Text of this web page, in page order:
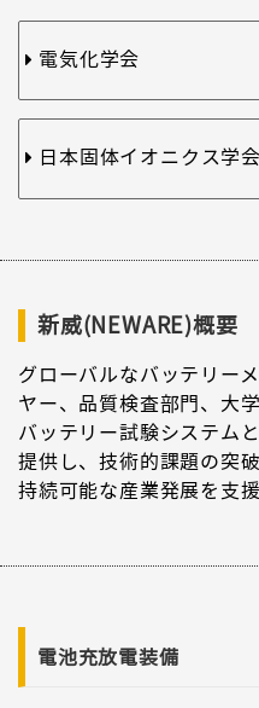
電気化学会
日本固体イオニクス学会
新威(NEWARE)概要
グローバルなバッテリー
ヤー、品質検査部門、大
バッテリー試験システム
提供し、技術的課題の突
持続可能な産業発展を支援
電池充放電装備